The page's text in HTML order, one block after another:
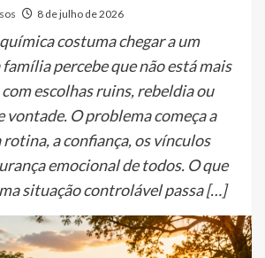
8 de julho de 2026
costuma chegar a um
percebe que não está mais
escolhas ruins, rebeldia ou
vontade. O problema começa a
a confiança, os vínculos
emocional de todos. O que
situação controlável passa […]